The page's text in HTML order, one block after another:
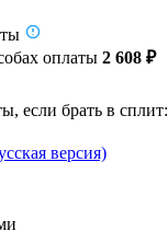
оплаты 2 608 ₽
если брать в сплит:
версия)